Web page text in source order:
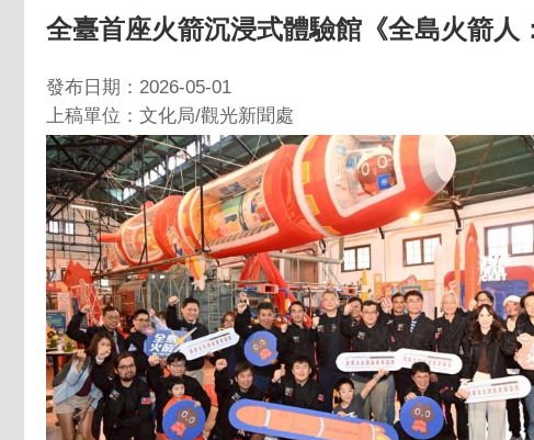
全臺首座火箭沉浸式體驗館《全島火箭
發布日期：2026-05-01
上稿單位：文化局/觀光新聞處